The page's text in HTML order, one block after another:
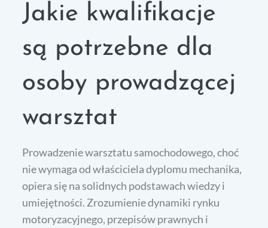
Jakie kwalifikacje
są potrzebne dla
osoby prowadzącej
warsztat
Prowadzenie warsztatu samochodowego, choć
nie wymaga od właściciela dyplomu mechanika,
opiera się na solidnych podstawach wiedzy i
umiejętności. Zrozumienie dynamiki rynku
motoryzacyjnego, przepisów prawnych i